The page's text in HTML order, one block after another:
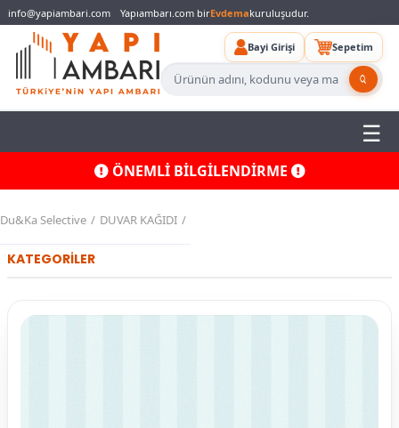
info@yapiambari.com Yapıambarı.com birEvdemakuruluşudur.
Bayi Girişi Sepetim
ÖNEMLİ BİLGİLENDİRME
Du&Ka Selective DUVAR KAĞIDI
KATEGORİLER